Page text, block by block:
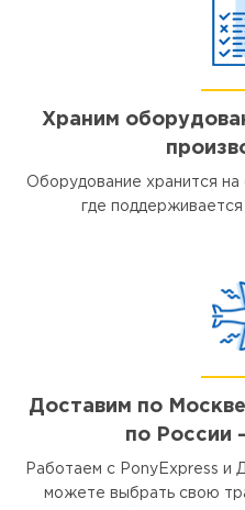
Храним
Оборудование хранится на
где
Доставим по
по России
Работаем с PonyExpress и
можете выбрать свою